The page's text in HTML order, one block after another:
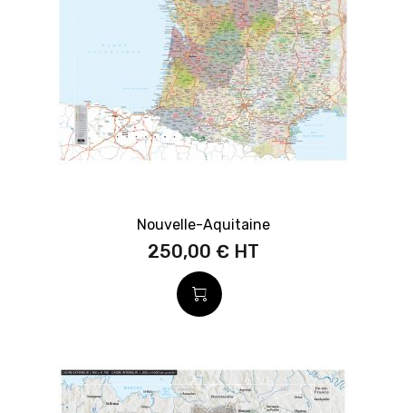
Nouvelle-Aquitaine
250,00 €